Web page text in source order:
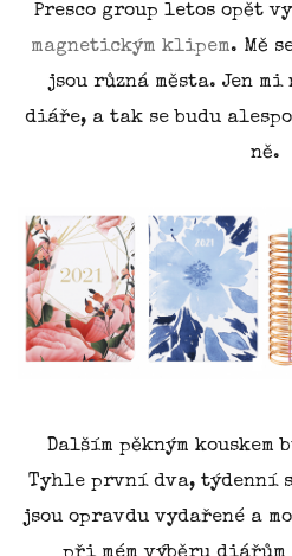
Presco group letos opět
magnetickým klipem. Mě
jsou různá města. Jen
diáře, a tak se budu
ně.
Dalším pěkným
Tyhle první dva, týdenní
jsou opravdu vydařené a